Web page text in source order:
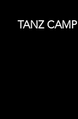
TANZ CAMP